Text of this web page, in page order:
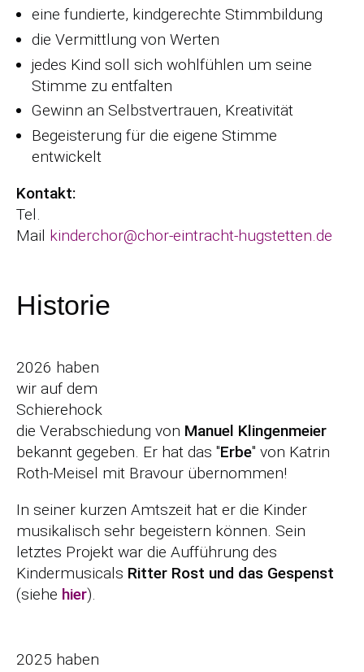
eine fundierte, kindgerechte Stimmbildung
die Vermittlung von Werten
jedes Kind soll sich wohlfühlen um seine
Stimme zu entfalten
Gewinn an Selbstvertrauen, Kreativität
Begeisterung für die eigene Stimme
entwickelt
Kontakt:
Tel.
Mail kinderchor@chor-eintracht-hugstetten.de
Historie
2026 haben
wir auf dem
Schierehock
die Verabschiedung von Manuel Klingenmeier
bekannt gegeben. Er hat das "Erbe" von Katrin
Roth-Meisel mit Bravour übernommen!
In seiner kurzen Amtszeit hat er die Kinder
musikalisch sehr begeistern können. Sein
letztes Projekt war die Aufführung des
Kindermusicals Ritter Rost und das Gespenst
(siehe hier).
2025 haben